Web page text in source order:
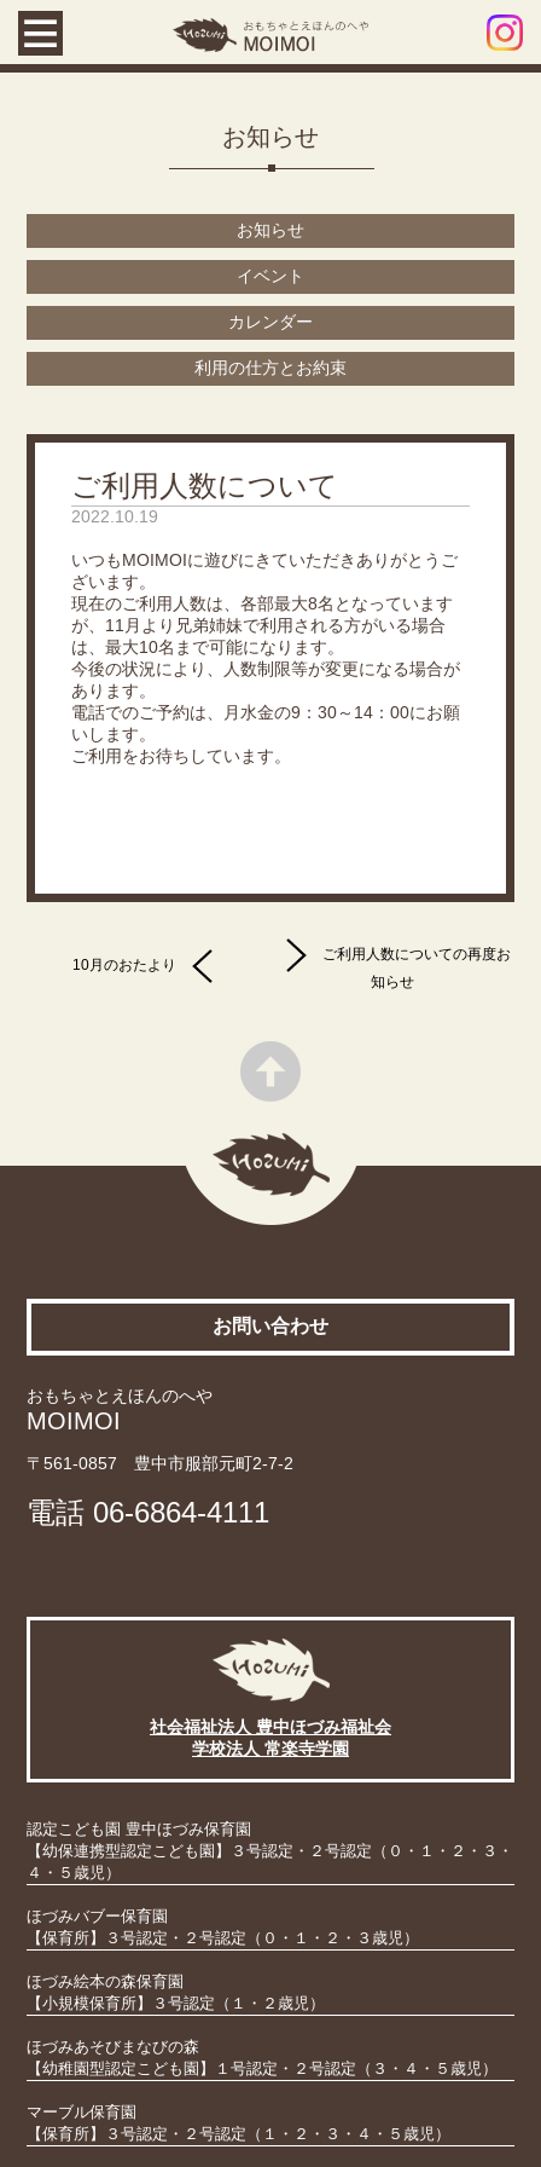
お知らせ
お知らせ
イベント
カレンダー
利用の仕方とお約束
ご利用人数について
2022.10.19
いつもMOIMOIに遊びにきていただきありがとうご
ざいます。
現在のご利用人数は、各部最大8名となっています
が、11月より兄弟姉妹で利用される方がいる場合
は、最大10名まで可能になります。
今後の状況により、人数制限等が変更になる場合が
あります。
電話でのご予約は、月水金の9：30～14：00にお願
いします。
ご利用をお待ちしています。
10月のおたより
ご利用人数についての再度お
知らせ
お問い合わせ
おもちゃとえほんのへや
MOIMOI
〒561-0857 豊中市服部元町2-7-2
電話 06-6864-4111
社会福祉法人 豊中ほづみ福祉会
学校法人 常楽寺学園
認定こども園 豊中ほづみ保育園
【幼保連携型認定こども園】３号認定・２号認定（０・１・２・３・
４・５歳児）
ほづみバブー保育園
【保育所】３号認定・２号認定（０・１・２・３歳児）
ほづみ絵本の森保育園
【小規模保育所】３号認定（１・２歳児）
ほづみあそびまなびの森
【幼稚園型認定こども園】１号認定・２号認定（３・４・５歳児）
マーブル保育園
【保育所】３号認定・２号認定（１・２・３・４・５歳児）